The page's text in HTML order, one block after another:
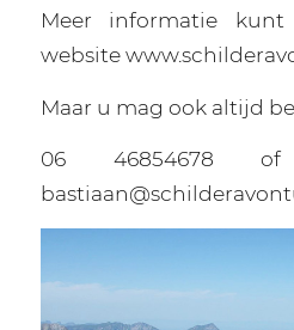
Meer informatie
website
Maar u mag ook altijd
06 46854678